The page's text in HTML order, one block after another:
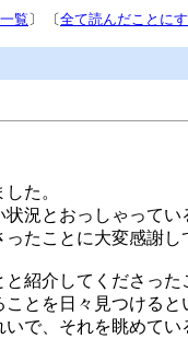
覧 〕 〔全て読んだことに
た。
況とおっしゃって
たことに大変感謝し
紹介してくださった
とを日々見つけると
で、それを眺めて